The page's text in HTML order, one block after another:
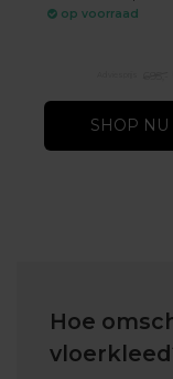
op voorraad
SHOP NU
Hoe